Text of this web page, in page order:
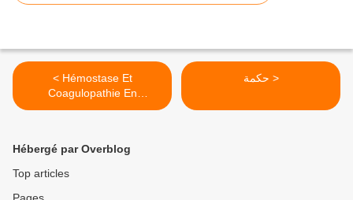
< Hémostase Et
Coagulopathie En
Anesthésie Réanimation.
حكمة >
Hébergé par Overblog
Top articles